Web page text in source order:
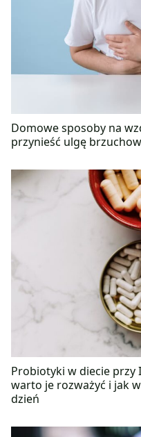
Domowe sposoby na
przynieść ulgę
Probiotyki w diecie przy
warto je rozważyć i jak
dzień